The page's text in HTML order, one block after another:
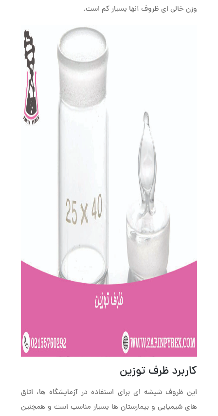
وزن خالی ای ظروف آنها بسیار کم است.
کاربرد ظرف توزین
این ظروف شیشه ای برای استفاده در آزمایشگاه ها، اتاق
های شیمیایی و بیمارستان ها بسیار مناسب است و همچنین